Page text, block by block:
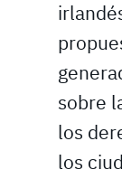
sobre
los
los